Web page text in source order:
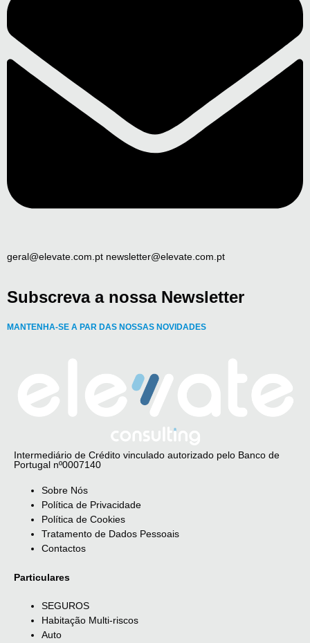
geral@elevate.com.pt newsletter@elevate.com.pt
Subscreva a nossa Newsletter
MANTENHA-SE A PAR DAS NOSSAS NOVIDADES
Intermediário de Crédito vinculado autorizado pelo Banco de
Portugal nº0007140
Sobre Nós
Política de Privacidade
Política de Cookies
Tratamento de Dados Pessoais
Contactos
Particulares
SEGUROS
Habitação Multi-riscos
Auto